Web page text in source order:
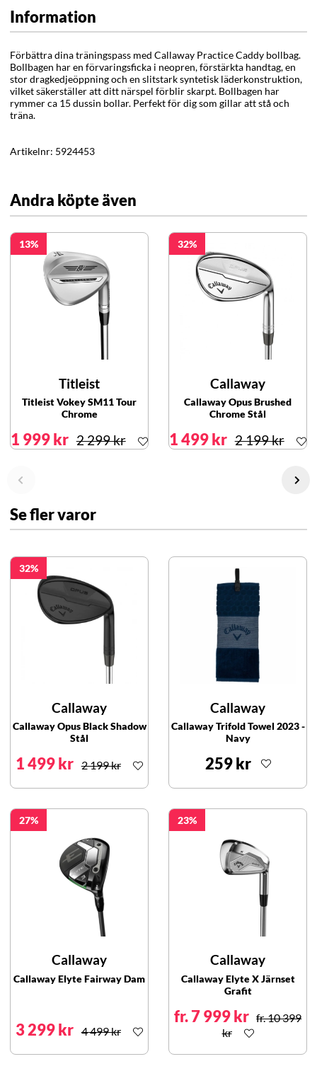
Information
Förbättra dina träningspass med Callaway Practice Caddy bollbag.
Bollbagen har en förvaringsficka i neopren, förstärkta handtag, en
stor dragkedjeöppning och en slitstark syntetisk läderkonstruktion,
vilket säkerställer att ditt närspel förblir skarpt. Bollbagen har
rymmer ca 15 dussin bollar. Perfekt för dig som gillar att stå och
träna.
Artikelnr: 5924453
Andra köpte även
13
Titleist
Titleist Vokey SM11 Tour
Chrome
1 999 kr 2 299 kr
32
Callaway
Callaway Opus Brushed
Chrome Stål
1 499 kr 2 199 kr
Se fler varor
32
Callaway
Callaway Opus Black Shadow
Stål
1 499 kr 2 199 kr
Callaway
Callaway Trifold Towel 2023 -
Navy
259 kr
27
Callaway
Callaway Elyte Fairway Dam
3 299 kr 4 499 kr
23
Callaway
Callaway Elyte X Järnset
Grafit
fr. 7 999 kr fr. 10 399
kr